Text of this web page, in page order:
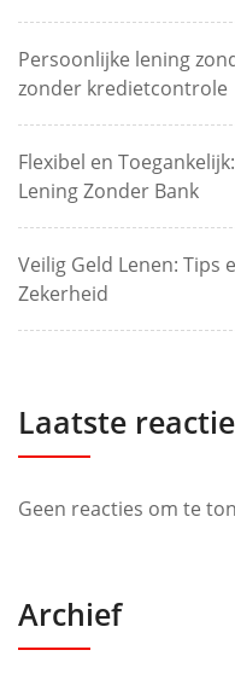
Persoonlijke lening
zonder kredietcontrole
Flexibel en
Lening Zonder Bank
Veilig Geld Lenen: Tips
Zekerheid
Laatste
Geen reacties om te
Archief